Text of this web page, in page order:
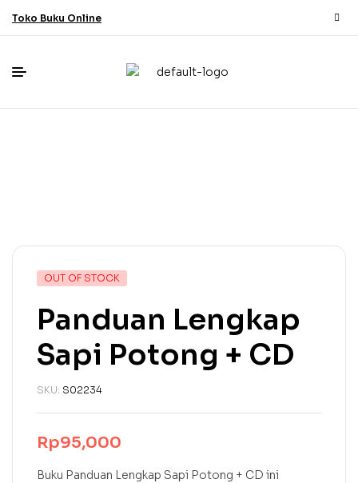
Toko Buku Online
OUT OF STOCK
Panduan Lengkap
Sapi Potong + CD
SKU: S02234
Rp95,000
Buku Panduan Lengkap Sapi Potong + CD ini